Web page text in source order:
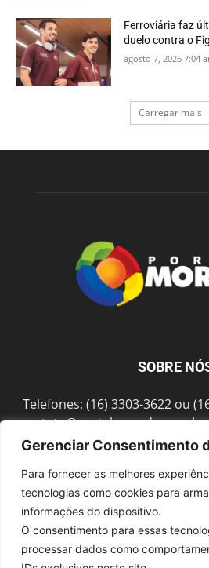
Gerenciar Consentimento
Para fornecer as melhores
tecnologias como cookies para
informações do dispositivo.
O consentimento para essas
processar dados como
Ferroviária faz
duelo contra o
agosto 7, 2026 7:04
Carregar mais
SOBRE
Telefones: (16) 3303-3622 ou
contato@portalmorada.com.br
Sex das 8h às 18h / Endereço:
SIGA-NOS